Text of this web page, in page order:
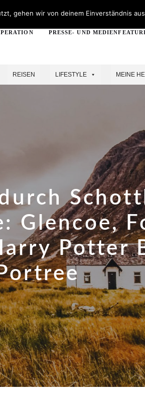
PRESSE- UND
REISEN LIFESTYLE MEINE
Glencoe,
Potter
gehen wir von deinem Einverständnis